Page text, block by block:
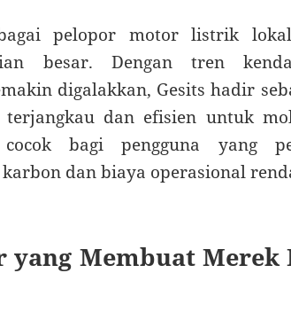
pelopor motor listrik
besar. Dengan tren
digalakkan, Gesits hadir
dan efisien untuk
bagi pengguna yang
dan biaya operasional
yang Membuat